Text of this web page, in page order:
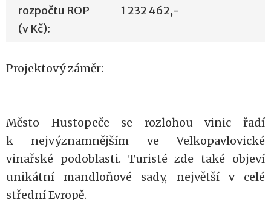
rozpočtu ROP
(v Kč):
1 232 462,-
Projektový záměr:
Město Hustopeče se rozlohou vinic řadí
k nejvýznamnějším ve Velkopavlovické
vinařské podoblasti. Turisté zde také objeví
unikátní mandloňové sady, největší v celé
střední Evropě.